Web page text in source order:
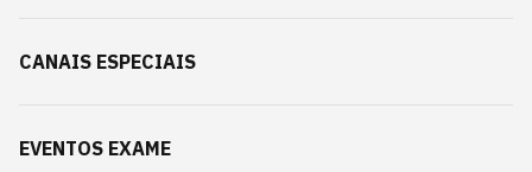
CANAIS ESPECIAIS
EVENTOS EXAME